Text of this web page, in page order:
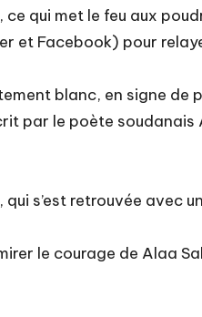
qui met le feu aux
et Facebook) pour
blanc, en signe
par le poète
s’est retrouvée avec
le courage de Alaa